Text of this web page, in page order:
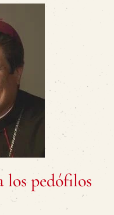
los pedófilos